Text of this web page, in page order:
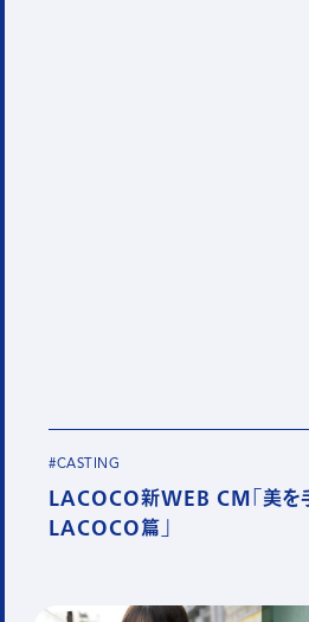
#CASTING
LACOCO新WEB CM「美を
LACOCO篇」